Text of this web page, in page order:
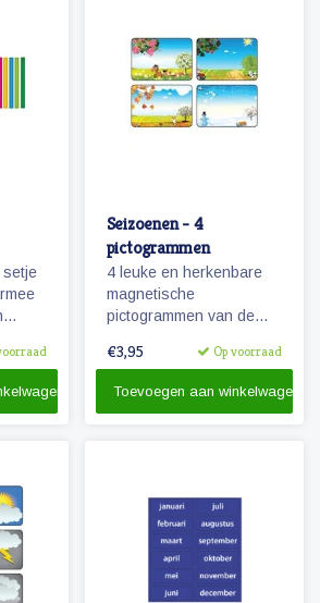
setje
Seizoenen - 4
pictogrammen
4 leuke en herkenbare
magnetische
pictogrammen van de
herfst en winter.
€3,95 Op voorraad
Toevoegen aan winkelwagen